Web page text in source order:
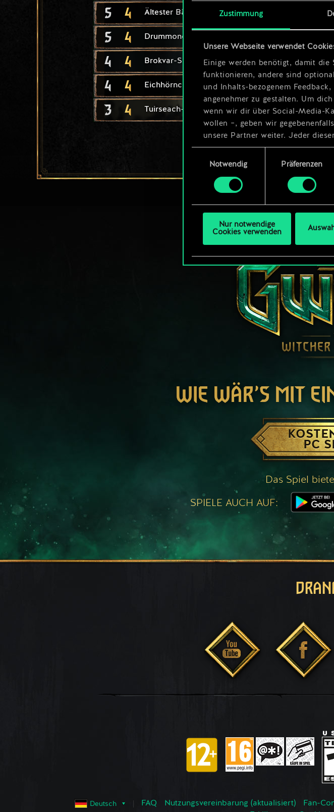
Zustimmung
Unsere Webseite verwendet
Einige werden benötigt, damit die
funktionieren, andere sind
und Inhalts-bezogenem
angenehmer zu gestalten. Um
wenn wir dir über Social-Media-
wollen –, geben wir
unsere Partner weiter. Jeder
allerdings deine Zustimmung.
„Einstellungen“, wo du, falls
Notwendig
Präferenzen
Nur notwendige
Cookies verwenden
5 4 Ältester Bär
5 4 Drummond-Berserker
4 4 Brokvar-Schütze
4 4 Eichhörnchen
3 4 Tuirseach-Plänkler
WIE WÄR’S MIT
PC
Das Spiel
SPIELE AUCH AUF:
Deutsch FAQ Nutzungsvereinbarung (aktualisiert) Fan-